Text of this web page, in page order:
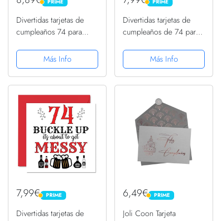
PRIME
PRIME
Divertidas tarjetas de
cumpleaños 74 para
– Tarjeta de feliz
cumpleaños para papá,
mamá, abuelo abuelo,
Más Info
PRIME
PRIME
Divertidas tarjetas de
cumpleaños de 74 para
Reasons To – Tarjeta de
feliz cumpleaños para
papá, mamá, tarjetas de
Más Info
7,99€ PRIME
PRIME
Divertidas tarjetas de
6,49€ PRIME
PRIME
Joli Coon Tarjeta